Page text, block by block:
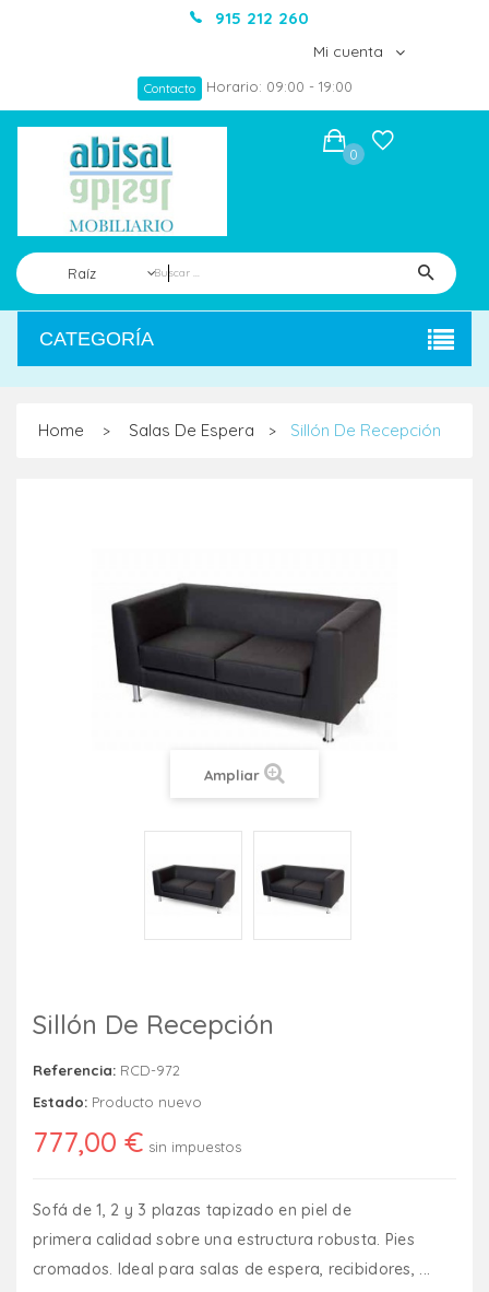
915 212 260
Mi cuenta
Contacto Horario: 09:00 - 19:00
Raíz
0
CATEGORÍA
Home > Salas De Espera > Sillón De Recepción
Ampliar
Sillón De Recepción
Referencia: RCD-972
Estado: Producto nuevo
777,00 € sin impuestos
Sofá de 1, 2 y 3 plazas tapizado en piel de
primera calidad sobre una estructura robusta. Pies
cromados. Ideal para salas de espera, recibidores, ...